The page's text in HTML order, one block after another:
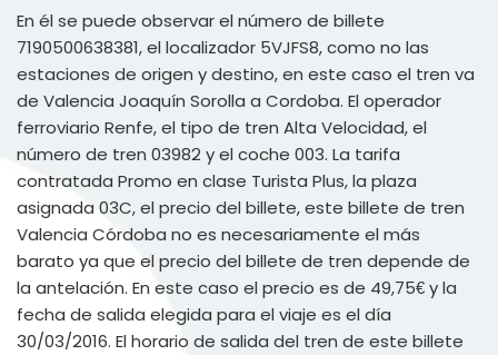
En él se puede observar el número de billete
7190500638381, el localizador 5VJFS8, como no las
estaciones de origen y destino, en este caso el tren va
de Valencia Joaquín Sorolla a Cordoba. El operador
ferroviario Renfe, el tipo de tren Alta Velocidad, el
número de tren 03982 y el coche 003. La tarifa
contratada Promo en clase Turista Plus, la plaza
asignada 03C, el precio del billete, este billete de tren
Valencia Córdoba no es necesariamente el más
barato ya que el precio del billete de tren depende de
la antelación. En este caso el precio es de 49,75€ y la
fecha de salida elegida para el viaje es el día
30/03/2016. El horario de salida del tren de este billete